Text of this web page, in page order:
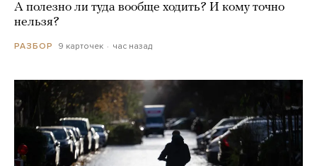
А полезно ли туда вообще ходить? И кому точно
нельзя?
РАЗБОР 9 карточек час назад